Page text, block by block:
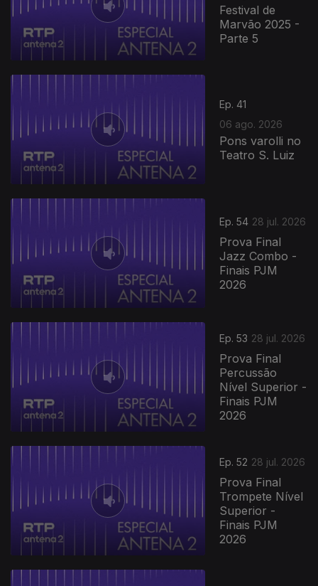
Festival de
Marvão 2025 -
Parte 5
Ep. 41
06 ago. 2026
Pons varolli no
Teatro S. Luiz
Ep. 54 28 jul. 2026
Prova Final
Jazz Combo -
Finais PJM
2026
Ep. 53 28 jul. 2026
Prova Final
Percussão
Nível Superior -
Finais PJM
2026
Ep. 52 28 jul. 2026
Prova Final
Trompete Nível
Superior -
Finais PJM
2026